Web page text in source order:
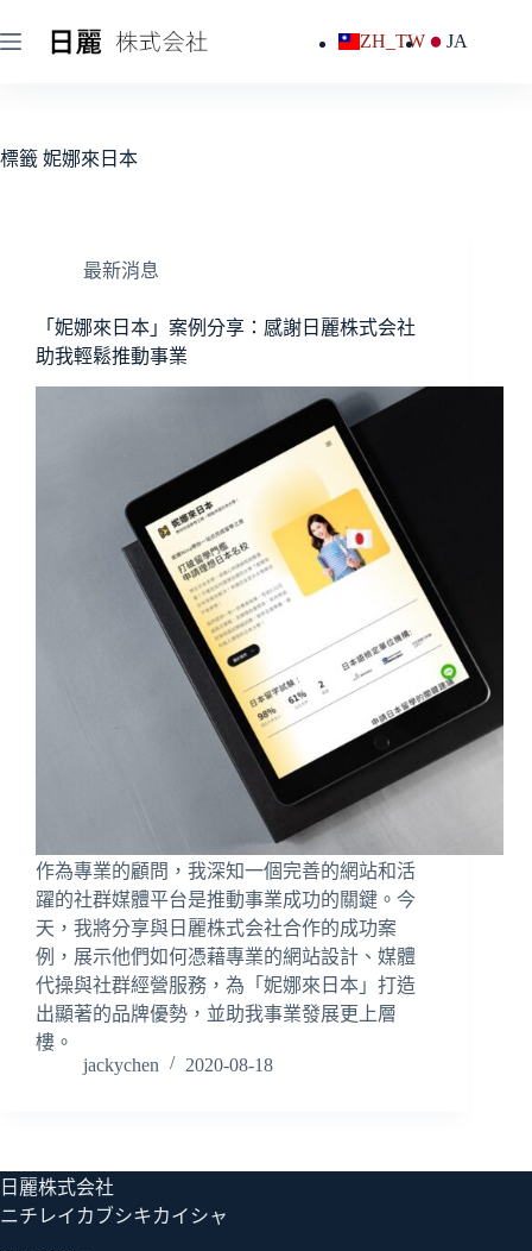
至
容
ZH_TW JA
標籤 妮娜來日本
最新消息
「妮娜來日本」案例分享：感謝日麗株式会社
助我輕鬆推動事業
作為專業的顧問，我深知一個完善的網站和活
躍的社群媒體平台是推動事業成功的關鍵。今
天，我將分享與日麗株式会社合作的成功案
例，展示他們如何憑藉專業的網站設計、媒體
代操與社群經營服務，為「妮娜來日本」打造
出顯著的品牌優勢，並助我事業發展更上層
樓。
jackychen
2020-08-18
日麗株式会社
ニチレイカブシキカイシャ